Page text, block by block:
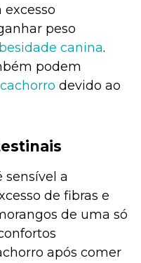
peso
canina.
podem
devido ao
sensível a
de fibras e
de uma só
após comer